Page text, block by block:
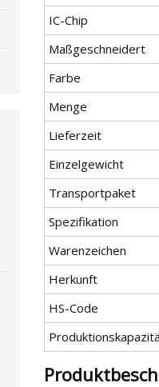
IC-Chip
Maßgeschneidert
Farbe
Menge
Lieferzeit
Einzelgewicht
Transportpaket
Spezifikation
Warenzeichen
Herkunft
HS-Code